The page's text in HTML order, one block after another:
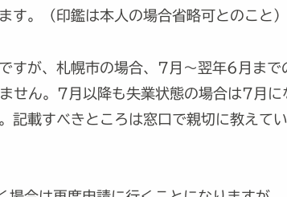
す。（印鑑は本人の場合省略可とのこと）
すが、札幌市の場合、7月〜翌年6月まで
せん。7月以降も失業状態の場合は7月に
記載すべきところは窓口で親切に教えて